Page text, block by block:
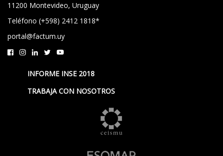
11200 Montevideo, Uruguay
Teléfono (+598) 2412 1818*
portal@factum.uy
INFORME INSE 2018
TRABAJA CON NOSOTROS